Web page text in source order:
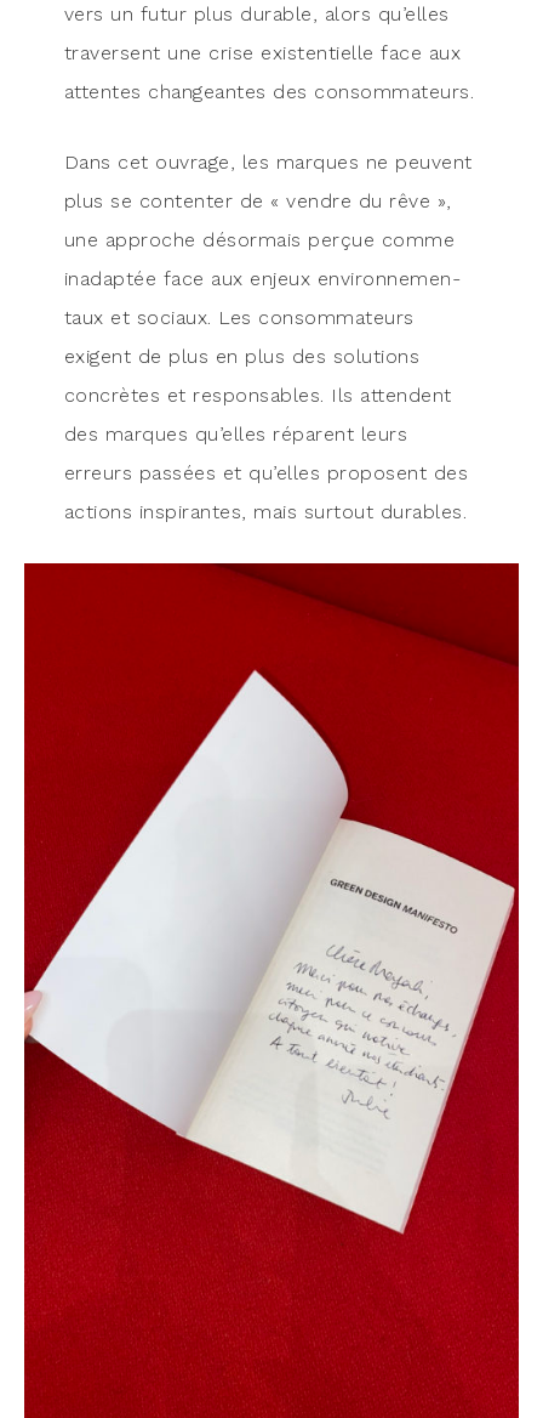
vers un futur plus durable, alors qu’elles
tra­versent une crise exis­ten­tielle face aux
attentes chan­geantes des consommateurs.
Dans cet ouvrage, les marques ne peuvent
plus se conten­ter de « vendre du rêve »,
une approche désor­mais per­çue comme
inadap­tée face aux enjeux envi­ron­ne­men­
taux et sociaux. Les consom­ma­teurs
exigent de plus en plus des solu­tions
concrètes et res­pon­sables. Ils attendent
des marques qu’elles réparent leurs
erreurs pas­sées et qu’elles pro­posent des
actions ins­pi­rantes, mais sur­tout durables.